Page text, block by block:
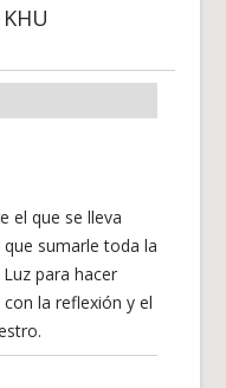
el que se lleva
sumarle toda la
para hacer
la reflexión y el